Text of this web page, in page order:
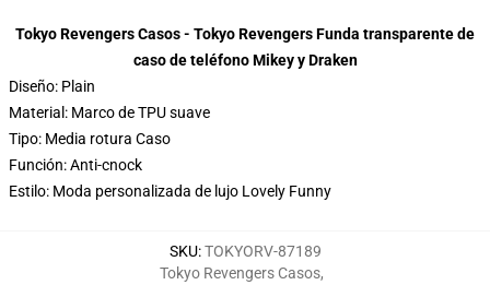
Tokyo Revengers Casos - Tokyo Revengers Funda transparente de
caso de teléfono Mikey y Draken
Diseño: Plain
Material: Marco de TPU suave
Tipo: Media rotura Caso
Función: Anti-cnock
Estilo: Moda personalizada de lujo Lovely Funny
SKU:TOKYORV-87189
Tokyo Revengers Casos,